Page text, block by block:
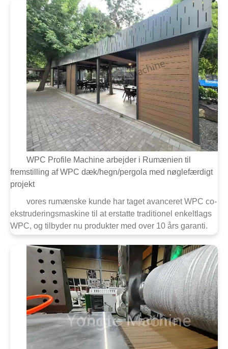
WPC Profile Machine arbejder i Rumænien til
fremstilling af WPC dæk/hegn/pergola med nøglefærdigt
projekt
vores rumænske kunde har taget avanceret WPC co-
ekstruderingsmaskine til at erstatte traditionel enkeltlags
WPC, og tilbyder nu produkter med over 10 års garanti.